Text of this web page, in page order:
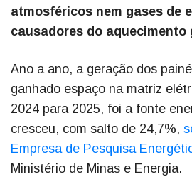
atmosféricos nem gases de
causadores do aquecimento
Ano a ano, a geração dos
ganhado espaço na matriz
2024 para 2025, foi a fonte
cresceu, com salto de 24,7%,
Empresa de Pesquisa
Ministério de Minas e Energia.